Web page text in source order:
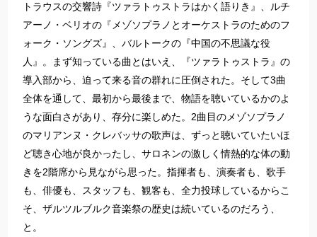
トラウスの交響詩『ツァラトゥストラはかく語りき』、ルチ
アーノ・ベリオの『メゾソプラノとオーケストラのためのフ
ォーク・ソングズ』、バルトークの『中国の不思議な役
人』。まず知っている曲とはいえ、『ツァラトゥストラ』の
導入部から、迫って来る音の群れに圧倒された。そして3曲
全体を通して、最初から最後まで、物語を聴いているかのよ
うな面白さがあり、存分に楽しめた。2曲目のメゾソプラノ
のマリアンヌ・クレバッサの歌声は、ずっと聴いていたいほ
ど聴き心地が良かったし、サロネンの激しく情熱的な体の動
きを2階席から見ながら思った。指揮者も、演奏者も、歌手
も、俳優も、スタッフも、観客も、全力投球しているからこ
そ、ザルツルブルク音楽祭の歴史は続いているのだろう、
と。